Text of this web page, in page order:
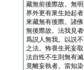
藏無前後際故。無
界外更有衆生始起
來藏無有後際。諸
無後際故。法我見
爲説人無我。以説
之法。怖畏生死妄
法自性不生則無有
竟離妄執者。當知